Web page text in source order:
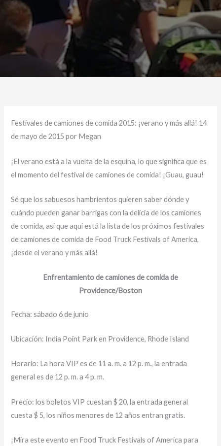
Festivales de camiones de comida 2015: ¡verano y más allá! 14
de mayo de 2015 por Megan
¡El verano está a la vuelta de la esquina, lo que significa que es
el momento del festival de camiones de comida! ¡Guau, guau!
Sé que los sabuesos hambrientos quieren saber dónde y
cuándo pueden ganar barrigas con la delicia de los camiones
de comida, así que aquí está la lista de los próximos festivales
de camiones de comida de Food Truck Festivals of America,
¡desde el verano y más allá!
Enfrentamiento de camiones de comida de
Providence/Boston
Fecha: sábado 6 de junio
Ubicación: India Point Park en Providence, Rhode Island
Horario: La hora VIP es de 11 a. m. a 12 p. m., la entrada
general es de 12 p. m. a 4 p. m.
Precio: los boletos VIP cuestan $ 20, la entrada general
cuesta $ 5, los niños menores de 12 años entran gratis.
¡Mira este evento en Food Truck Festivals of America para